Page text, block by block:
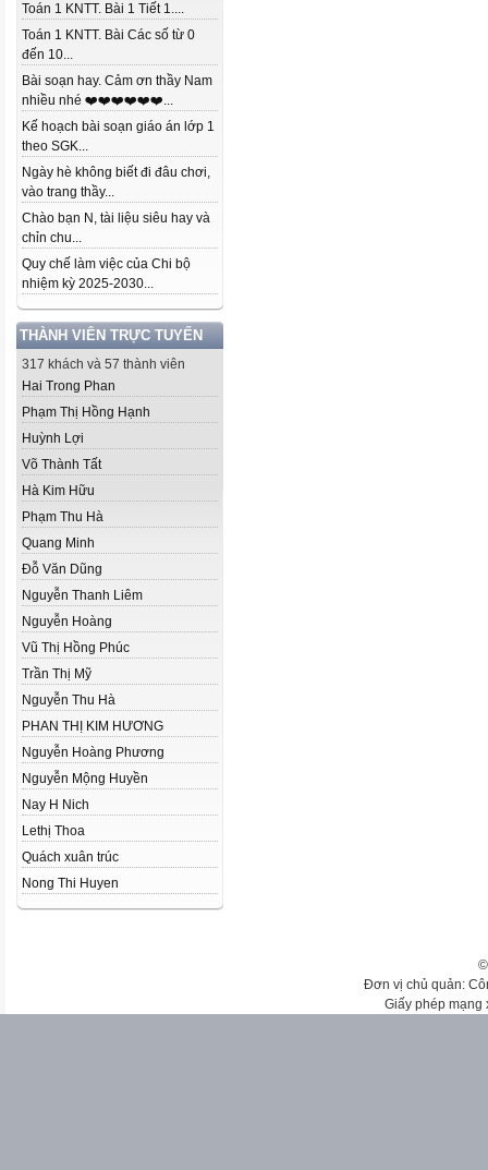
Toán 1 KNTT. Bài 1 Tiết 1....
Toán 1 KNTT. Bài Các số từ 0
đến 10...
Bài soạn hay. Cảm ơn thầy Nam
nhiều nhé ❤️❤️❤️❤️❤️❤️...
Kế hoạch bài soạn giáo án lớp 1
theo SGK...
Ngày hè không biết đi đâu chơi,
vào trang thầy...
Chào bạn N, tài liệu siêu hay và
chỉn chu...
Quy chế làm việc của Chi bộ
nhiệm kỳ 2025-2030...
THÀNH VIÊN TRỰC TUYẾN
317 khách và 57 thành viên
Hai Trong Phan
Phạm Thị Hồng Hạnh
Huỳnh Lợi
Võ Thành Tất
Hà Kim Hữu
Phạm Thu Hà
Quang Minh
Đỗ Văn Dũng
Nguyễn Thanh Liêm
Nguyễn Hoàng
Vũ Thị Hồng Phúc
Trần Thị Mỹ
Nguyễn Thu Hà
PHAN THỊ KIM HƯƠNG
Nguyễn Hoàng Phương
Nguyễn Mộng Huyền
Nay H Nich
Lethị Thoa
Quách xuân trúc
Nong Thi Huyen
Đơn vị chủ quản:
Giấy phép mạng